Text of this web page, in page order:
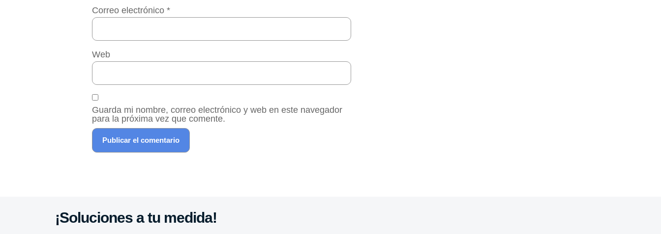
Correo electrónico *
Web
Guarda mi nombre, correo electrónico y web en este navegador
para la próxima vez que comente.
¡Soluciones a tu medida!